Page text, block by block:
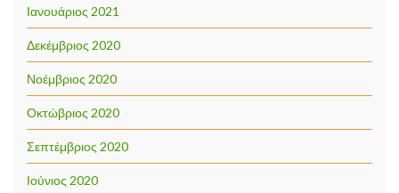
Ιανουάριος 2021
Δεκέμβριος 2020
Νοέμβριος 2020
Οκτώβριος 2020
Σεπτέμβριος 2020
Ιούνιος 2020